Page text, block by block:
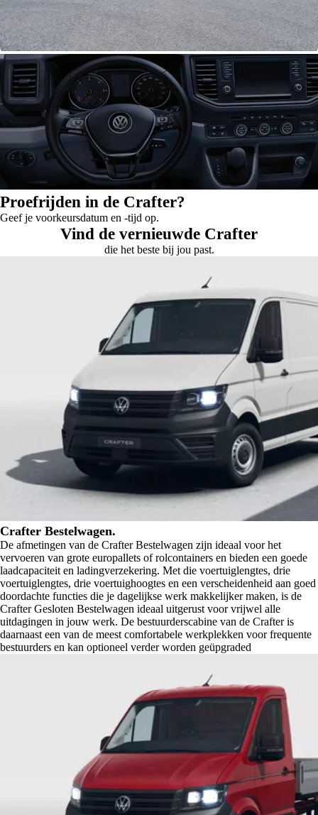
Proefrijden in de Crafter?
Geef je voorkeursdatum en -tijd op.
Vind de vernieuwde Crafter
die het beste bij jou past.
Crafter Bestelwagen.
De afmetingen van de Crafter Bestelwagen zijn ideaal voor het
vervoeren van grote europallets of rolcontainers en bieden een goede
laadcapaciteit en ladingverzekering. Met die voertuiglengtes, drie
voertuiglengtes, drie voertuighoogtes en een verscheidenheid aan goed
doordachte functies die je dagelijkse werk makkelijker maken, is de
Crafter Gesloten Bestelwagen ideaal uitgerust voor vrijwel alle
uitdagingen in jouw werk. De bestuurderscabine van de Crafter is
daarnaast een van de meest comfortabele werkplekken voor frequente
bestuurders en kan optioneel verder worden geüpgraded